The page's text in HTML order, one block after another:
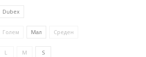
Dubex
Голем Мал Среден
L M S